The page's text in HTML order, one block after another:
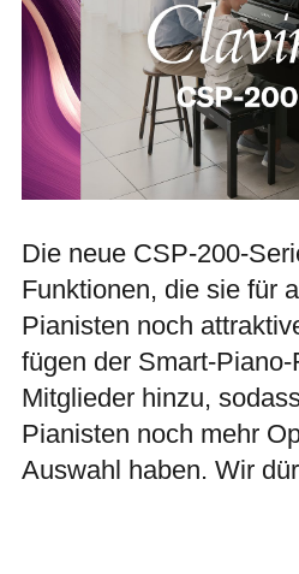
Die neue CSP-200-
Funktionen, die sie für
Pianisten noch
fügen der Smart-
Mitglieder hinzu,
Pianisten noch mehr
Auswahl haben. Wir